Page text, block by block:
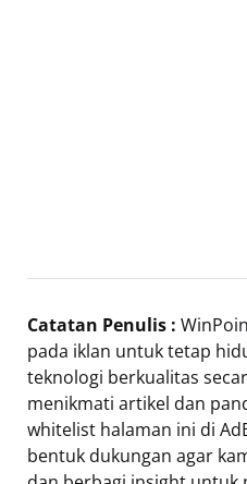
Catatan Penulis :
pada iklan untuk tetap
teknologi berkualitas
menikmati artikel dan
whitelist halaman ini di
bentuk dukungan agar